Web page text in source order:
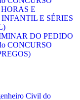
E
E SÉRIES
DO PEDIDO
CONCURSO
Civil do